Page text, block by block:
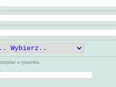
z rysunku